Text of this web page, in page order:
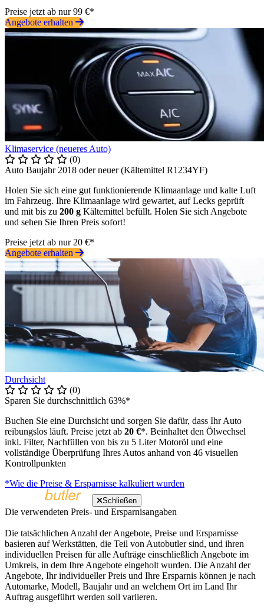
Preise jetzt ab nur 99 €*
Angebote erhalten
Klimaservice (neueres Auto)
(0)
Auto Baujahr 2018 oder neuer (Kältemittel R1234YF)
Holen Sie sich eine gut funktionierende Klimaanlage und kalte Luft
im Fahrzeug. Ihre Klimaanlage wird gewartet, auf Lecks geprüft
und mit bis zu 200 g Kältemittel befüllt. Holen Sie sich Angebote
und sehen Sie Ihren Preis sofort!
Preise jetzt ab nur 20 €*
Angebote erhalten
Durchsicht
(0)
Sparen Sie durchschnittlich 63%*
Buchen Sie eine Durchsicht und sorgen Sie dafür, dass Ihr Auto
reibungslos läuft. Preise jetzt ab 20 €*. Beinhaltet den Ölwechsel
inkl. Filter, Nachfüllen von bis zu 5 Liter Motoröl und eine
vollständige Überprüfung Ihres Autos anhand von 46 visuellen
Kontrollpunkten
*Wie die Preise & Ersparnisse kalkuliert wurden
Schließen
Die verwendeten Preis- und Ersparnisangaben
Die tatsächlichen Anzahl der Angebote, Preise und Ersparnisse
basieren auf Werkstätten, die Teil von Autobutler sind, und ihren
individuellen Preisen für alle Aufträge einschließlich Angebote im
Umkreis, in dem Ihre Angebote eingeholt wurden. Die Anzahl der
Angebote, Ihr individueller Preis und Ihre Ersparnis können je nach
Automarke, Modell, Baujahr und an welchem Ort im Land Ihr
Auftrag ausgeführt werden soll variieren.